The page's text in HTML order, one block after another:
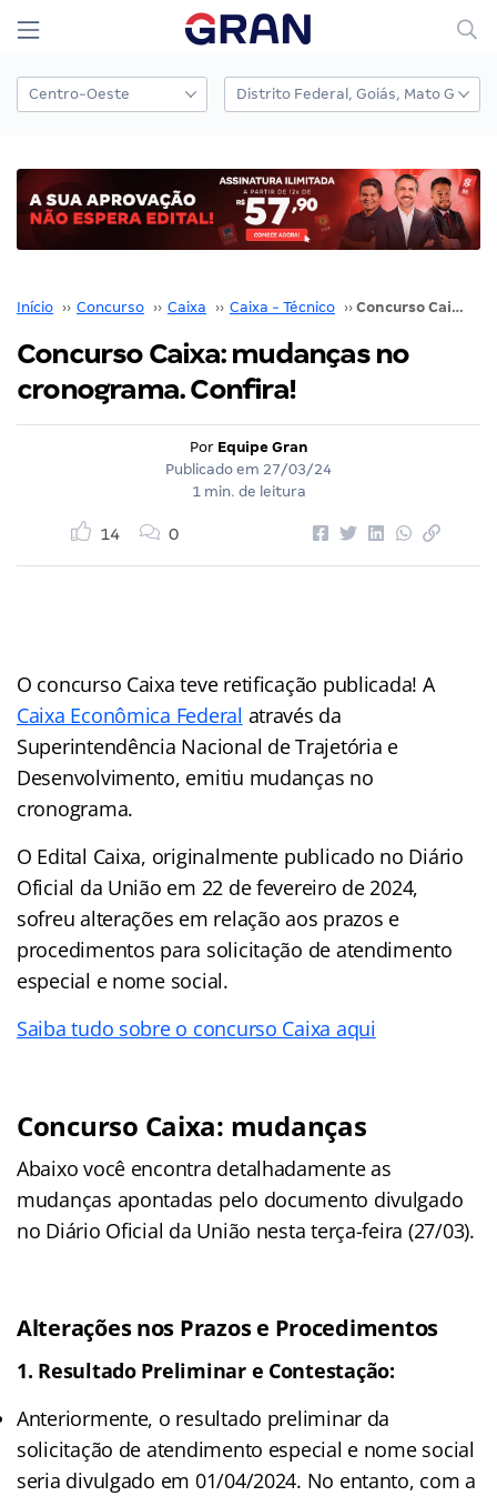
Início ›› Concurso ›› Caixa ›› Caixa - Técnico ›› Concurso Caixa: mudanças no cronograma. Confira!
Concurso Caixa: mudanças no
cronograma. Confira!
Por Equipe Gran
Publicado em 27/03/24
1 min. de leitura
14 0
O concurso Caixa teve retificação publicada! A
Caixa Econômica Federal através da
Superintendência Nacional de Trajetória e
Desenvolvimento, emitiu mudanças no
cronograma.
O Edital Caixa, originalmente publicado no Diário
Oficial da União em 22 de fevereiro de 2024,
sofreu alterações em relação aos prazos e
procedimentos para solicitação de atendimento
especial e nome social.
Saiba tudo sobre o concurso Caixa aqui
Concurso Caixa: mudanças
Abaixo você encontra detalhadamente as
mudanças apontadas pelo documento divulgado
no Diário Oficial da União nesta terça-feira (27/03).
Alterações nos Prazos e Procedimentos
1. Resultado Preliminar e Contestação:
Anteriormente, o resultado preliminar da
solicitação de atendimento especial e nome social
seria divulgado em 01/04/2024. No entanto, com a